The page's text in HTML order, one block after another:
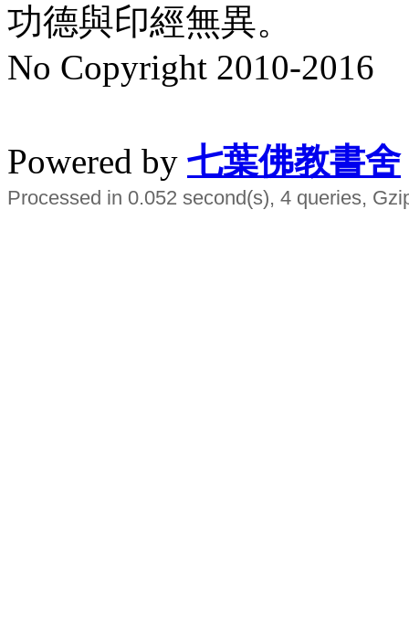
功德與印經無異。
No Copyright 2010-2016
Powered by 七葉佛教書舍
Processed in 0.052 second(s), 4 queries,